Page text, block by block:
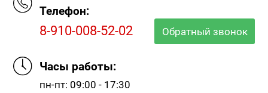
Телефон:
8-910-008-52-02 Обратный звонок
Часы работы:
пн-пт: 09:00 - 17:30